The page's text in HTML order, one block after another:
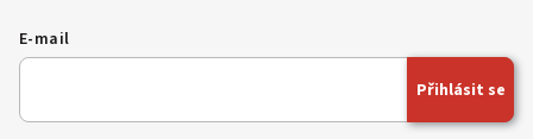
E-mail
Přihlásit se